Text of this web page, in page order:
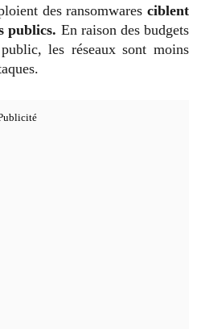
des ransomwares ciblent
publics. En raison des budgets
les réseaux sont moins